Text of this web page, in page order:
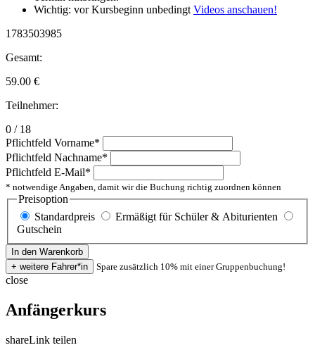
Wichtig: vor Kursbeginn unbedingt Videos anschauen!
1783503985
Gesamt:
59.00 €
Teilnehmer:
0 / 18
Pflichtfeld Vorname*
Pflichtfeld Nachname*
Pflichtfeld E-Mail*
* notwendige Angaben, damit wir die Buchung richtig zuordnen können
Preisoption
Standardpreis
Ermäßigt für Schüler & Abiturienten
Gutschein
Spare zusätzlich 10% mit einer Gruppenbuchung!
close
Anfängerkurs
shareLink teilen